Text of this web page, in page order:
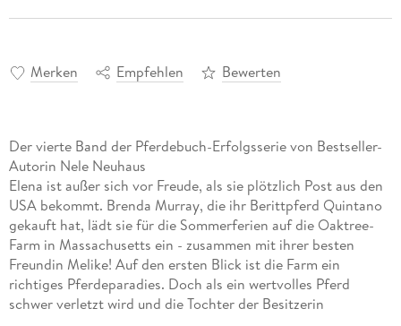
Merken Empfehlen Bewerten
Der vierte Band der Pferdebuch-Erfolgsserie von Bestseller-
Autorin Nele Neuhaus
Elena ist außer sich vor Freude, als sie plötzlich Post aus den
USA bekommt. Brenda Murray, die ihr Berittpferd Quintano
gekauft hat, lädt sie für die Sommerferien auf die Oaktree-
Farm in Massachusetts ein - zusammen mit ihrer besten
Freundin Melike! Auf den ersten Blick ist die Farm ein
richtiges Pferdeparadies. Doch als ein wertvolles Pferd
schwer verletzt wird und die Tochter der Besitzerin